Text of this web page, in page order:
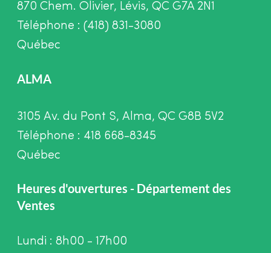
870 Chem. Olivier, Lévis, QC G7A 2N1
Téléphone : (418) 831-3080
Québec
ALMA
3105 Av. du Pont S, Alma, QC G8B 5V2
Téléphone : 418 668-8345
Québec
Heures d'ouvertures - Département des
Ventes
Lundi : 8h00 - 17h00